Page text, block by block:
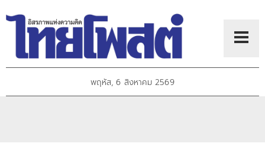
พฤหัส, 6 สิงหาคม 2569